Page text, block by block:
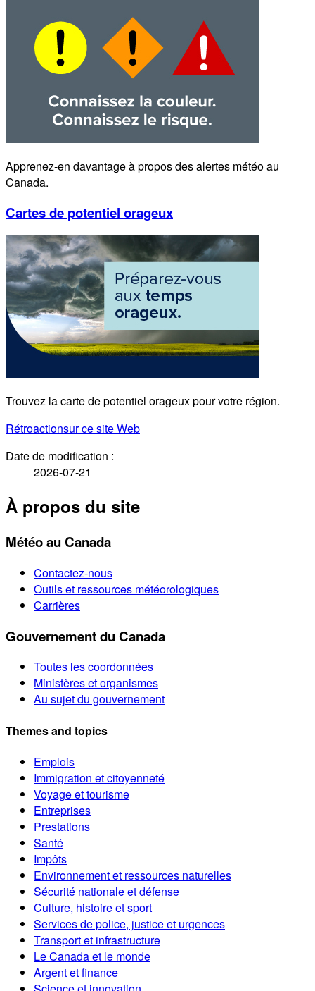
Apprenez-en davantage à propos des alertes météo au
Canada.
Cartes de potentiel orageux
Trouvez la carte de potentiel orageux pour votre région.
Rétroactionsur ce site Web
Date de modification :
2026-07-21
À propos du site
Météo au Canada
Contactez-nous
Outils et ressources météorologiques
Carrières
Gouvernement du Canada
Toutes les coordonnées
Ministères et organismes
Au sujet du gouvernement
Themes and topics
Emplois
Immigration et citoyenneté
Voyage et tourisme
Entreprises
Prestations
Santé
Impôts
Environnement et ressources naturelles
Sécurité nationale et défense
Culture, histoire et sport
Services de police, justice et urgences
Transport et infrastructure
Le Canada et le monde
Argent et finance